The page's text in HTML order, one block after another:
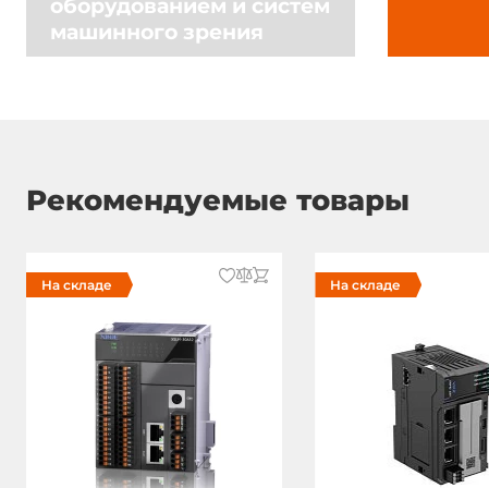
Вес в упаковке
оборудованием и систем
машинного зрения
Рекомендуемые товары
На складе На складе